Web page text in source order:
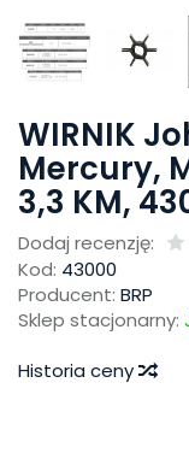
WIRNIK
Mercury,
3,3 KM,
Dodaj recenzję:
Kod: 43000
Producent: BRP
Sklep stacjonarny:
Historia ceny